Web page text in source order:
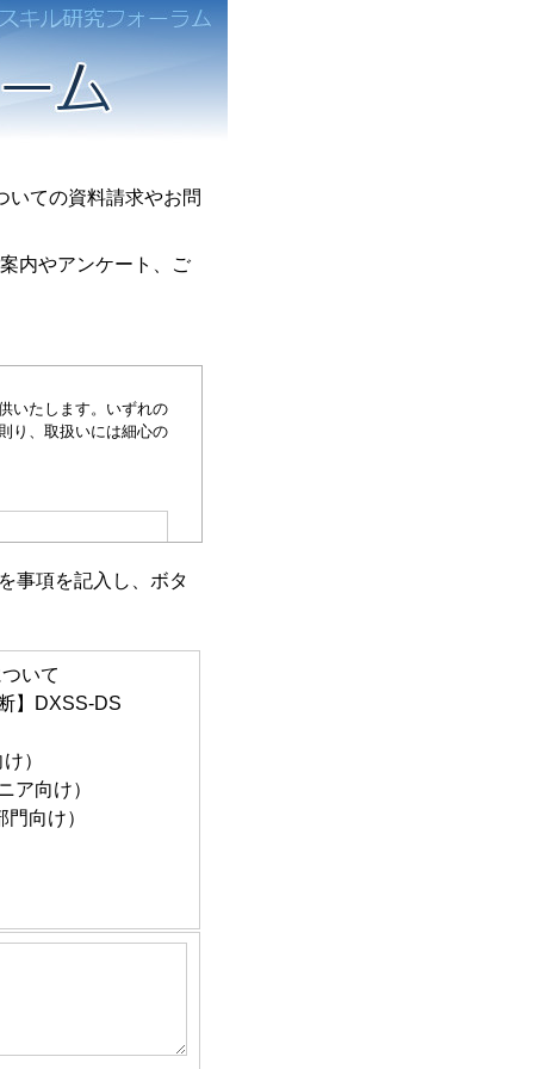
ての資料請求やお問
内やアンケート、ご
いたします。いずれの
り、取扱いには細心の
スを開発するため
けするため
のため
スを開発するため
届けするため
し、全国平均値と
、調査結果として
事項を記入し、ボタ
いて
】DXSS-DS
）
ア向け）
向け）